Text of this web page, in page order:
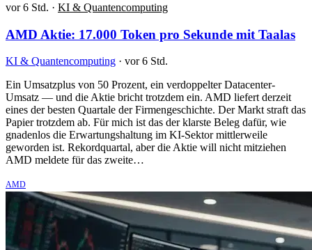
vor 6 Std. · KI & Quantencomputing
AMD Aktie: 17.000 Token pro Sekunde mit Taalas
KI & Quantencomputing · vor 6 Std.
Ein Umsatzplus von 50 Prozent, ein verdoppelter Datacenter-
Umsatz — und die Aktie bricht trotzdem ein. AMD liefert derzeit
eines der besten Quartale der Firmengeschichte. Der Markt straft das
Papier trotzdem ab. Für mich ist das der klarste Beleg dafür, wie
gnadenlos die Erwartungshaltung im KI-Sektor mittlerweile
geworden ist. Rekordquartal, aber die Aktie will nicht mitziehen
AMD meldete für das zweite…
AMD